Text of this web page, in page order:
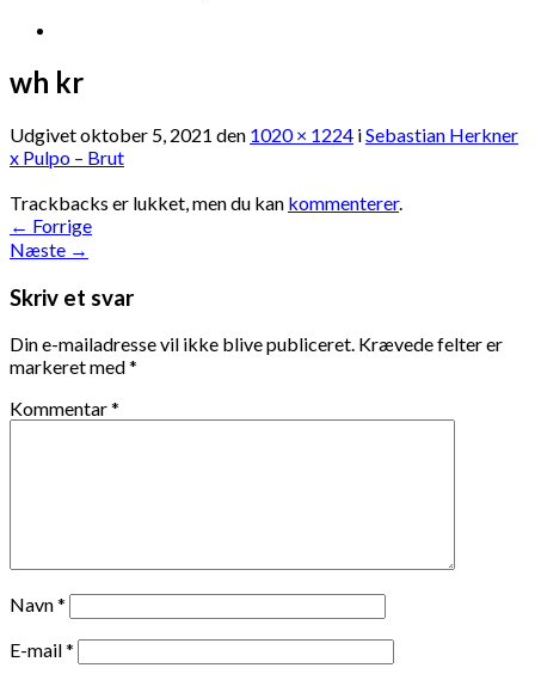
wh kr
Udgivetoktober 5, 2021 den 1020 × 1224 iSebastian Herkner
x Pulpo – Brut
Trackbacks er lukket, men du kan kommenterer.
← Forrige
Næste →
Skriv et svar
Din e-mailadresse vil ikke blive publiceret. Krævede felter er
markeret med*
Kommentar*
Navn*
E-mail*